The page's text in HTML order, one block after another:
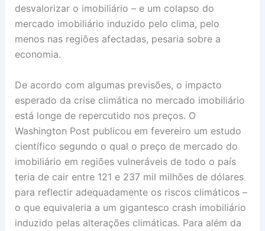
desvalorizar o imobiliário – e um colapso do
mercado imobiliário induzido pelo clima, pelo
menos nas regiões afectadas, pesaria sobre a
economia.
De acordo com algumas previsões, o impacto
esperado da crise climática no mercado imobiliário
está longe de repercutido nos preços. O
Washington Post publicou em fevereiro um estudo
científico segundo o qual o preço de mercado do
imobiliário em regiões vulneráveis de todo o país
teria de cair entre 121 e 237 mil milhões de dólares
para reflectir adequadamente os riscos climáticos –
o que equivaleria a um gigantesco crash imobiliário
induzido pelas alterações climáticas. Para além da